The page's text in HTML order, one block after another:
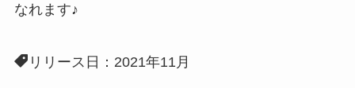
なれます♪
リリース日：2021年11月